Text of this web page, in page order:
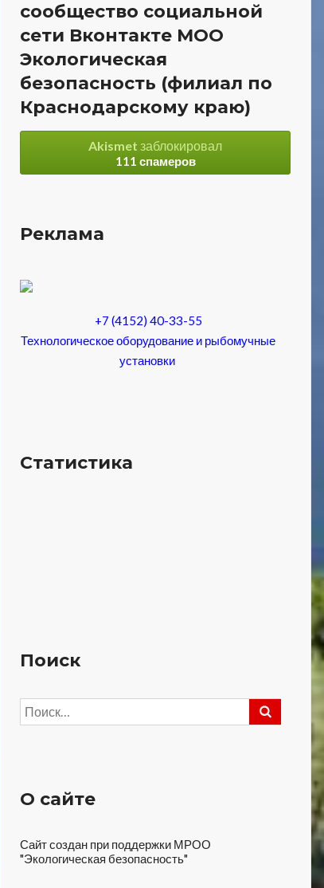
сообщество социальной
сети Вконтакте МОО
Экологическая
безопасность (филиал по
Краснодарскому краю)
Akismet заблокировал
111 спамеров
Реклама
+7 (4152) 40-33-55
Технологическое оборудование и рыбомучные
установки
Статистика
Поиск
Найти:
О сайте
Сайт создан при поддержки МРОО
"Экологическая безопасность"